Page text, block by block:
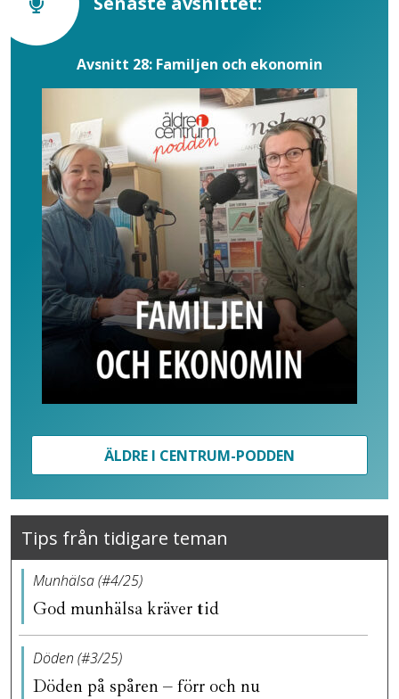
Avsnitt 28: Familjen och ekonomin
ÄLDRE I CENTRUM-PODDEN
Tips från tidigare teman
Munhälsa (#4/25)
God munhälsa kräver tid
Döden (#3/25)
Döden på spåren – förr och nu